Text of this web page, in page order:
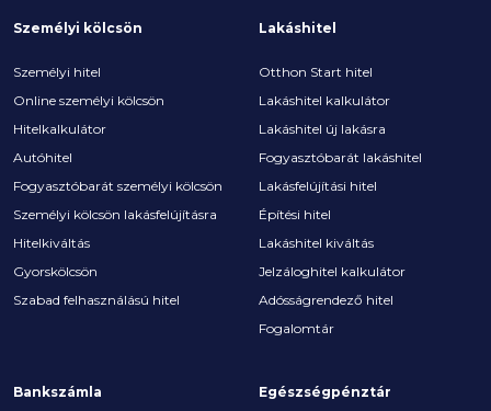
Személyi kölcsön
Személyi hitel
Online személyi kölcsön
Hitelkalkulátor
Autóhitel
Fogyasztóbarát személyi kölcsön
Személyi kölcsön lakásfelújításra
Hitelkiváltás
Gyorskölcsön
Szabad felhasználású hitel
Lakáshitel
Otthon Start hitel
Lakáshitel kalkulátor
Lakáshitel új lakásra
Fogyasztóbarát lakáshitel
Lakásfelújítási hitel
Építési hitel
Lakáshitel kiváltás
Jelzáloghitel kalkulátor
Adósságrendező hitel
Fogalomtár
Bankszámla Egészségpénztár